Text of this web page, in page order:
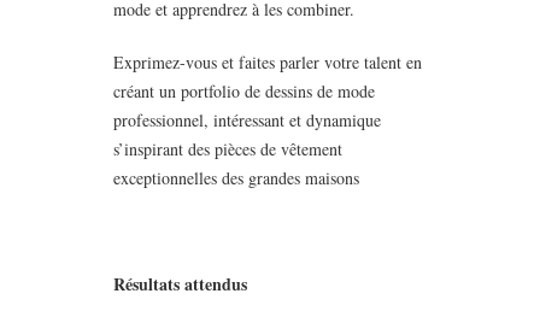
mode et apprendrez à les combiner.
Exprimez-vous et faites parler votre talent en
créant un portfolio de dessins de mode
professionnel, intéressant et dynamique
s’inspirant des pièces de vêtement
exceptionnelles des grandes maisons
Résultats attendus